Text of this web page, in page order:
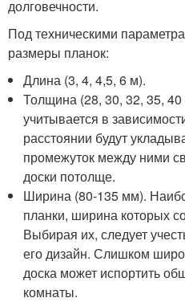
долговечности.
Под техническими
размеры планок:
Длина (3, 4, 4,5, 6 м).
Толщина (28, 30, 32, 35,
учитывается в
расстоянии будут
промежуток между ними
доски потолще.
Ширина (80-135 мм).
планки, ширина которых
Выбирая их, следует
его дизайн. Слишком
доска может испортить
комнаты.